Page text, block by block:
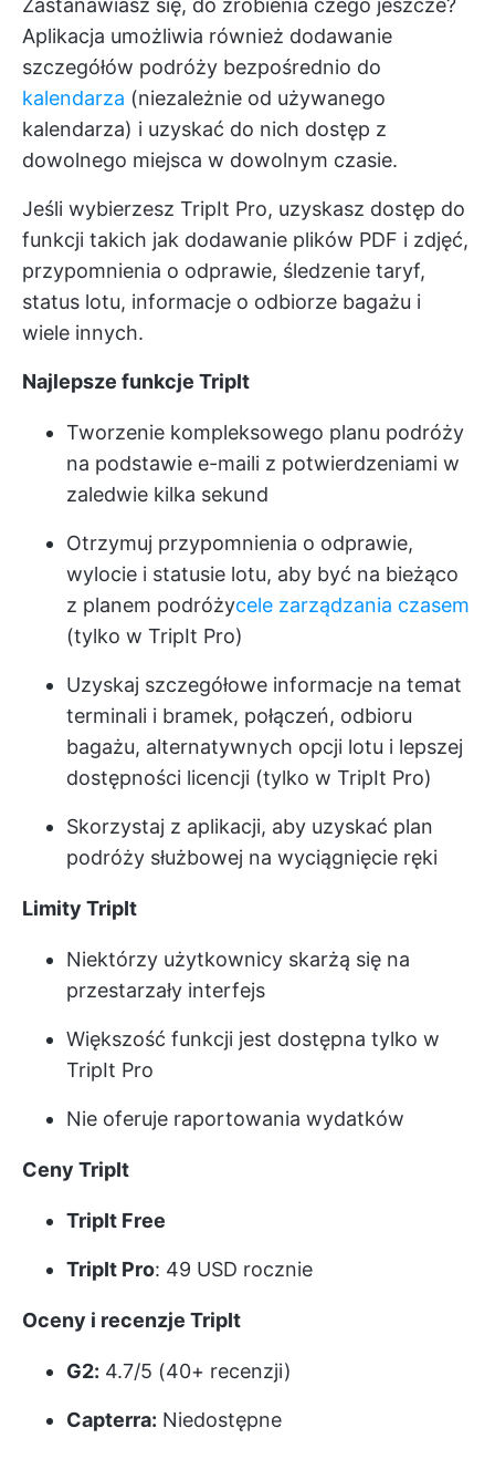
Zastanawiasz się, do zrobienia czego jeszcze?
Aplikacja umożliwia również dodawanie
szczegółów podróży bezpośrednio do
kalendarza (niezależnie od używanego
kalendarza) i uzyskać do nich dostęp z
dowolnego miejsca w dowolnym czasie.
Jeśli wybierzesz TripIt Pro, uzyskasz dostęp do
funkcji takich jak dodawanie plików PDF i zdjęć,
przypomnienia o odprawie, śledzenie taryf,
status lotu, informacje o odbiorze bagażu i
wiele innych.
Najlepsze funkcje TripIt
Tworzenie kompleksowego planu podróży
na podstawie e-maili z potwierdzeniami w
zaledwie kilka sekund
Otrzymuj przypomnienia o odprawie,
wylocie i statusie lotu, aby być na bieżąco
z planem podróżycele zarządzania czasem
(tylko w TripIt Pro)
Uzyskaj szczegółowe informacje na temat
terminali i bramek, połączeń, odbioru
bagażu, alternatywnych opcji lotu i lepszej
dostępności licencji (tylko w TripIt Pro)
Skorzystaj z aplikacji, aby uzyskać plan
podróży służbowej na wyciągnięcie ręki
Limity TripIt
Niektórzy użytkownicy skarżą się na
przestarzały interfejs
Większość funkcji jest dostępna tylko w
TripIt Pro
Nie oferuje raportowania wydatków
Ceny TripIt
TripIt Free
TripIt Pro: 49 USD rocznie
Oceny i recenzje TripIt
G2: 4.7/5 (40+ recenzji)
Capterra: Niedostępne